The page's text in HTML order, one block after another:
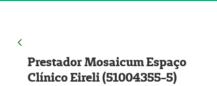
Prestador Mosaicum Espaço
Clínico Eireli (51004355-5)